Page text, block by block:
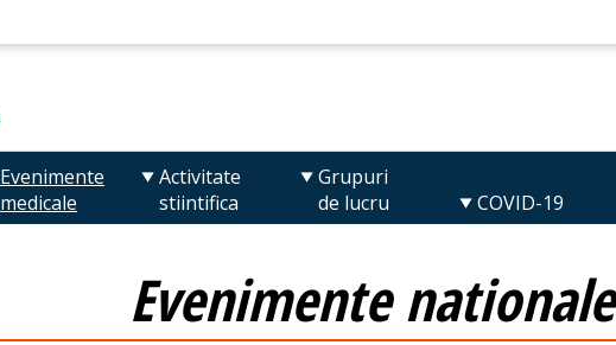
Evenimente
medicale
Activitate
stiintifica
Grupuri
de lucru
COVID-19
Evenimente nationale